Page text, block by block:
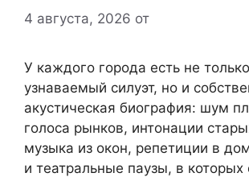
4 августа, 2026 от
У каждого города есть не только
узнаваемый силуэт, но и
акустическая биография: шум
голоса рынков, интонации
музыка из окон, репетиции в
и театральные паузы, в